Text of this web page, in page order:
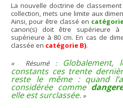
La nouvelle doctrine de
collection, mets une limite aux
Ainsi, pour être classé en
canon(s) doit être supérieure
supérieure à 80 cm. En cas de
classée en catégorie B).
Résumé :Globalement,
constants ces trente
reste le même : quand
considérée comme
elle est surclassée.